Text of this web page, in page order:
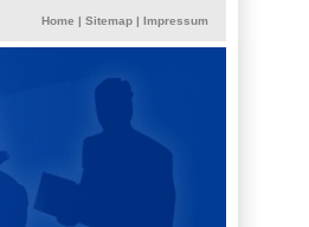
Home | Sitemap | Impressum